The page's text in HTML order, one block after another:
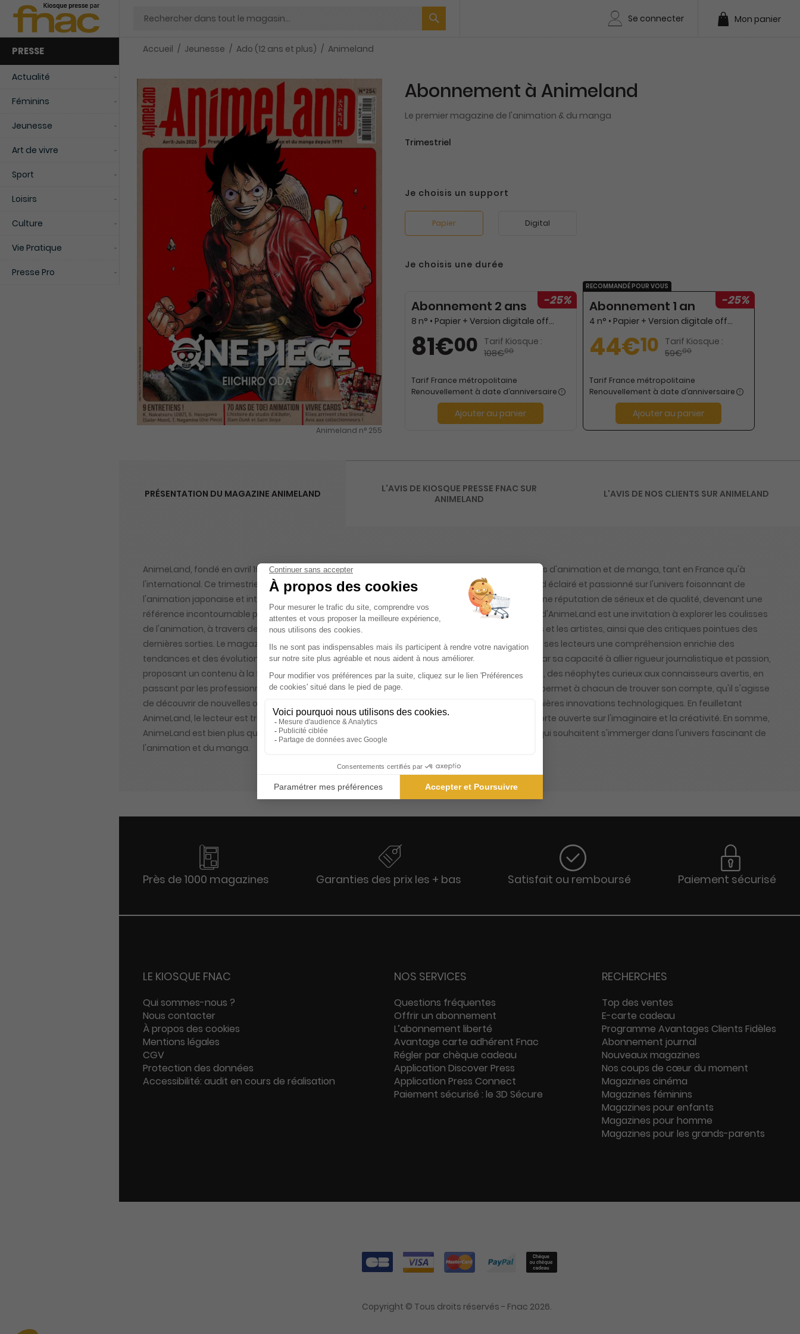
Chercher
Se connecter Mon panier
PRESSE
Actualité
Féminins
Jeunesse
Art de vivre
Sport
Loisirs
Culture
Vie Pratique
Presse Pro
Accueil Jeunesse Ado (12 ans et plus) Animeland
Animeland n° 255
Abonnement à Animeland
Le premier magazine de l'animation & du manga
Trimestriel
Je choisis un support
Papier Digital
Je choisis une durée
RECOMMANDÉ POUR VOUS
-25%
Abonnement 1 an
4 n° • Papier + Version digitale offerte (offre réservée aux particuliers)
44€10 Tarif Kiosque :
59€00
Tarif France métropolitaine
Renouvellement à date d’anniversaire
Ajouter au panier
-25%
Abonnement 2 ans
8 n° • Papier + Version digitale offerte (offre réservée aux particuliers)
81€00 Tarif Kiosque :
108€00
Tarif France métropolitaine
Renouvellement à date d’anniversaire
Ajouter au panier
PRÉSENTATION DU MAGAZINE ANIMELAND
AnimeLand, fondé en avril 1991, s'est imposé comme le guide incontournable pour les passionnés d'animation et de manga, tant en France qu'à
l'international. Ce trimestriel, véritable pionnier dans son domaine, offre à ses lecteurs un regard éclairé et passionné sur l'univers foisonnant de
l'animation japonaise et internationale. Depuis plus de trois décennies, AnimeLand s'est forgé une réputation de sérieux et de qualité, devenant une
référence incontournable pour les amateurs et les professionnels du secteur. Chaque numéro d'AnimeLand est une invitation à explorer les coulisses
de l'animation, à travers des dossiers approfondis, des interviews exclusives avec les créateurs et les artistes, ainsi que des critiques pointues des
dernières sorties. Le magazine ne se contente pas de relater l'actualité ; il la décrypte, offrant à ses lecteurs une compréhension enrichie des
tendances et des évolutions du monde de l'animation et du manga. AnimeLand se distingue par sa capacité à allier rigueur journalistique et passion,
proposant un contenu à la fois informatif et divertissant. AnimeLand s'adresse à un public varié, des néophytes curieux aux connaisseurs avertis, en
passant par les professionnels du secteur. Sa ligne éditoriale, à la fois accessible et exigeante, permet à chacun de trouver son compte, qu'il s'agisse
de découvrir de nouvelles œuvres, de plonger dans l'histoire de l'animation ou de suivre les dernières innovations technologiques. En feuilletant
AnimeLand, le lecteur est transporté dans un univers riche et coloré, où chaque page est une porte ouverte sur l'imaginaire et la créativité. En somme,
AnimeLand est bien plus qu'un simple magazine ; c'est une véritable institution pour tous ceux qui souhaitent s'immerger dans l'univers fascinant de
l'animation et du manga.
L'AVIS DE KIOSQUE PRESSE FNAC SUR
ANIMELAND
L'AVIS DE NOS CLIENTS SUR ANIMELAND
Près de 1000 magazines Garanties des prix les + bas Satisfait ou remboursé Paiement sécurisé
LE KIOSQUE FNAC
Qui sommes-nous ?
Nous contacter
À propos des cookies
Mentions légales
CGV
Protection des données
Accessibilité: audit en cours de réalisation
NOS SERVICES
Questions fréquentes
Offrir un abonnement
L’abonnement liberté
Avantage carte adhérent Fnac
Régler par chèque cadeau
Application Discover Press
Application Press Connect
Paiement sécurisé : le 3D Sécure
RECHERCHES
Top des ventes
E-carte cadeau
Programme Avantages Clients Fidèles
Abonnement journal
Nouveaux magazines
Nos coups de cœur du moment
Magazines cinéma
Magazines féminins
Magazines pour enfants
Magazines pour homme
Magazines pour les grands-parents
Copyright © Tous droits réservés - Fnac 2026.